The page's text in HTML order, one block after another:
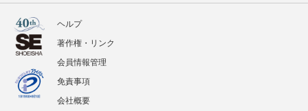
ヘルプ
著作権・リンク
会員情報管理
免責事項
会社概要